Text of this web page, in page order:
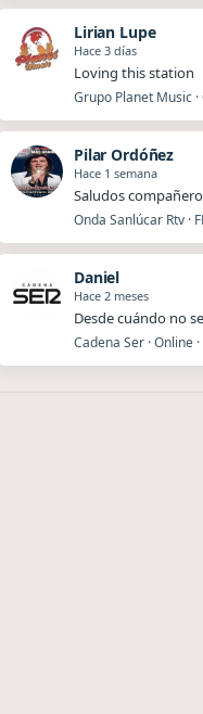
Lirian Lupe
Hace 3 días
Loving this station
Grupo Planet Music ·
Pilar Ordóñez
Hace 1 semana
Saludos
Onda Sanlúcar Rtv ·
Daniel
Hace 2 meses
Desde cuándo no
Cadena Ser · Online